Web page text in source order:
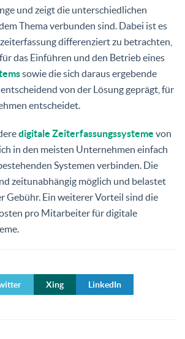
und zeigt die unterschiedlichen
Thema verbunden sind. Dabei ist es
differenziert zu betrachten,
das Einführen und den Betrieb eines
sowie die sich daraus ergebende
von der Lösung geprägt, für
entscheidet.
digitale Zeiterfassungssysteme von
in den meisten Unternehmen einfach
Systemen verbinden. Die
zeitunabhängig möglich und belastet
Gebühr. Ein weiterer Vorteil sind die
pro Mitarbeiter für digitale
Xing LinkedIn